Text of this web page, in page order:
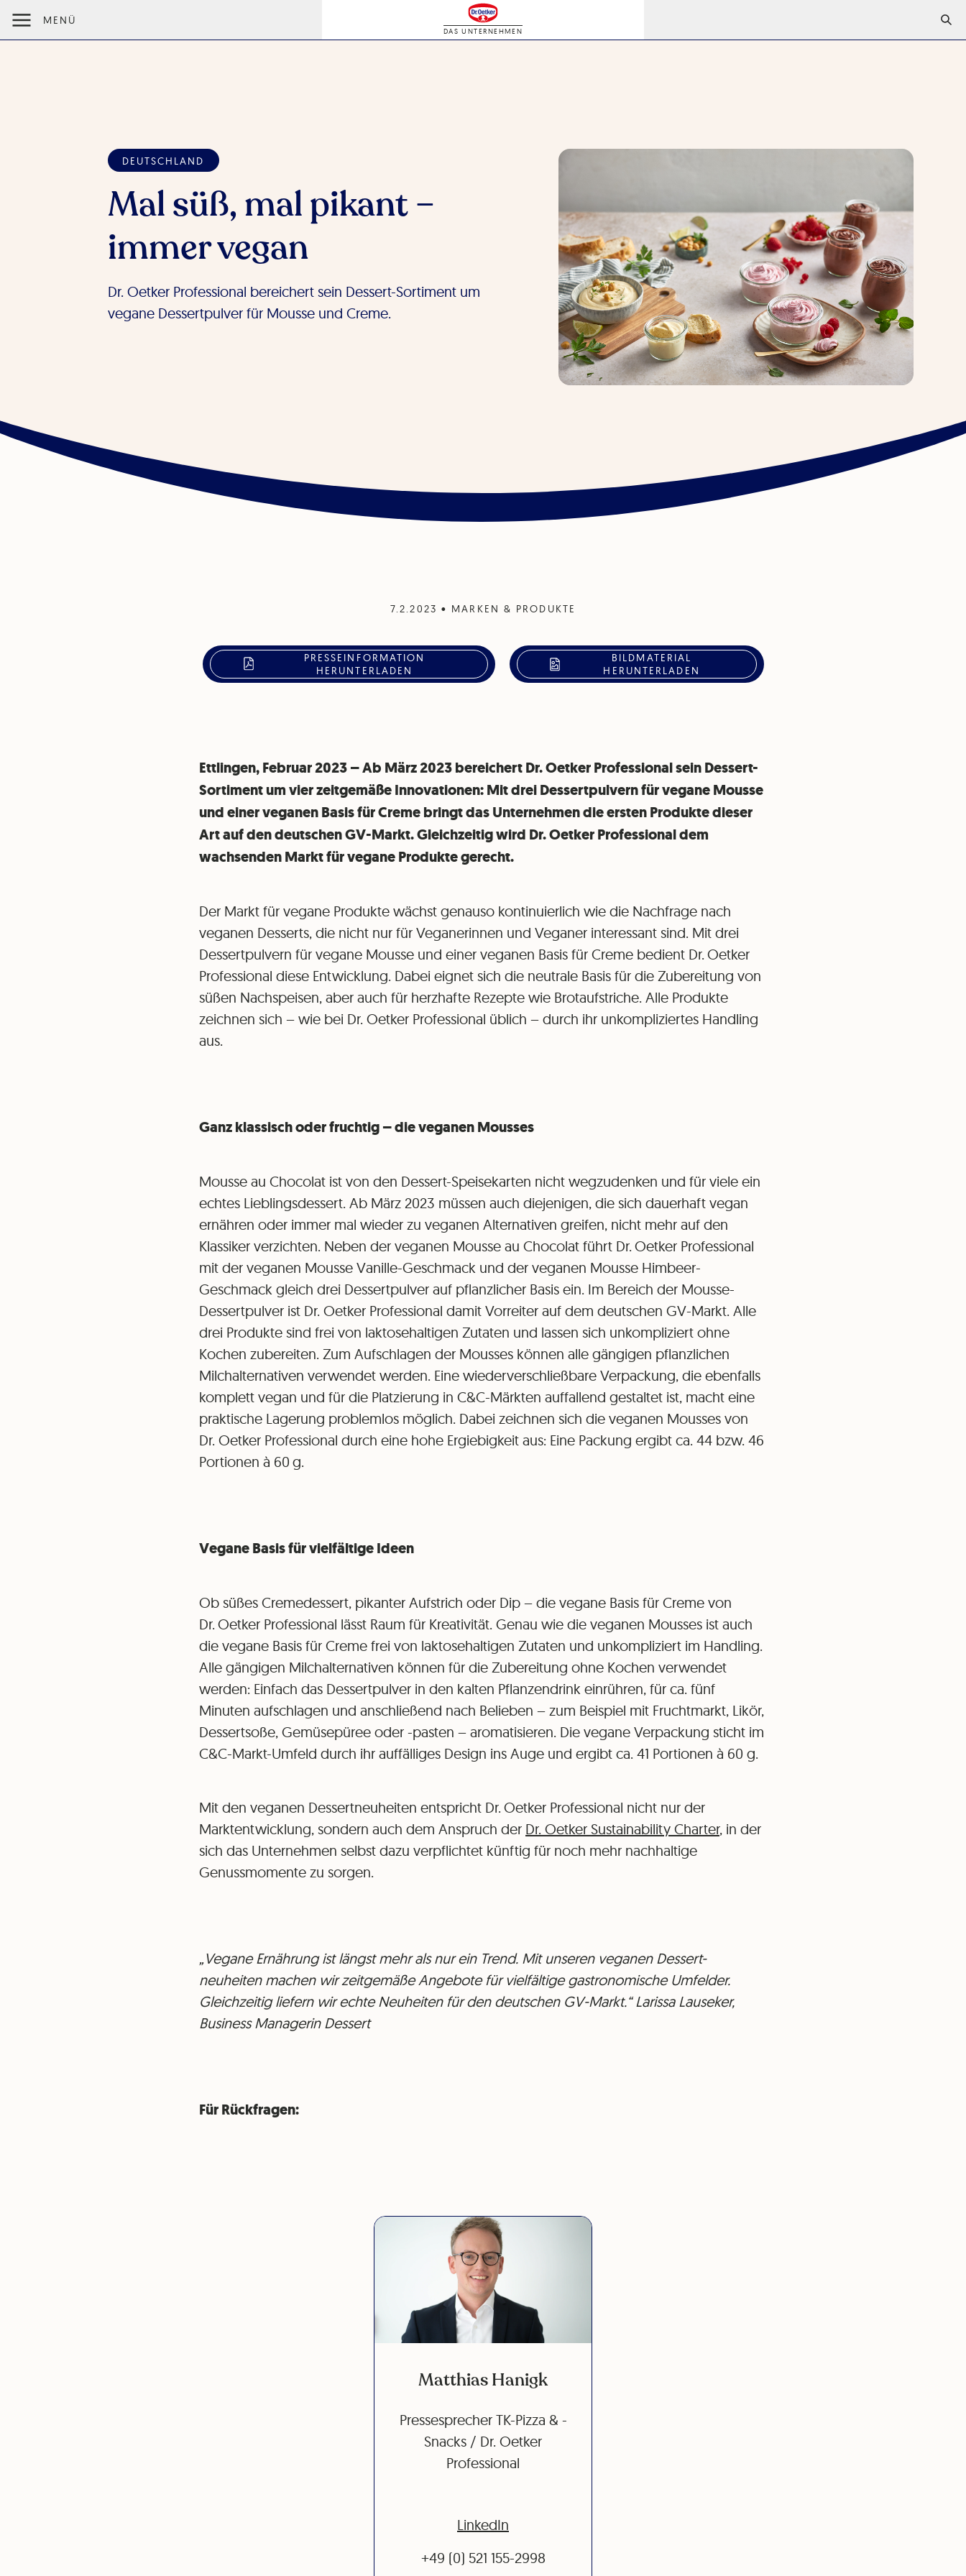
MENÜ
DAS UNTERNEHMEN
DEUTSCHLAND
Mal süß, mal pikant –
immer vegan
Dr. Oetker Professional bereichert sein Dessert-Sortiment um
vegane Dessertpulver für Mousse und Creme.
7.2.2023 • MARKEN & PRODUKTE
PRESSEINFORMATION
HERUNTERLADEN
BILDMATERIAL
HERUNTERLADEN
Ettlingen, Februar 2023 – Ab März 2023 bereichert Dr. Oetker Professional sein Dessert-
Sortiment um vier zeitgemäße Innovationen: Mit drei Dessertpulvern für vegane Mousse
und einer veganen Basis für Creme bringt das Unternehmen die ersten Produkte dieser
Art auf den deutschen GV-Markt. Gleichzeitig wird Dr. Oetker Professional dem
wachsenden Markt für vegane Produkte gerecht.
Der Markt für vegane Produkte wächst genauso kontinuierlich wie die Nachfrage nach
veganen Desserts, die nicht nur für Veganerinnen und Veganer interessant sind. Mit drei
Dessertpulvern für vegane Mousse und einer veganen Basis für Creme bedient Dr. Oetker
Professional diese Entwicklung. Dabei eignet sich die neutrale Basis für die Zubereitung von
süßen Nachspeisen, aber auch für herzhafte Rezepte wie Brotaufstriche. Alle Produkte
zeichnen sich – wie bei Dr. Oetker Professional üblich – durch ihr unkompliziertes Handling
aus.
Ganz klassisch oder fruchtig – die veganen Mousses
Mousse au Chocolat ist von den Dessert-Speisekarten nicht wegzudenken und für viele ein
echtes Lieblingsdessert. Ab März 2023 müssen auch diejenigen, die sich dauerhaft vegan
ernähren oder immer mal wieder zu veganen Alternativen greifen, nicht mehr auf den
Klassiker verzichten. Neben der veganen Mousse au Chocolat führt Dr. Oetker Professional
mit der veganen Mousse Vanille-Geschmack und der veganen Mousse Himbeer-
Geschmack gleich drei Dessertpulver auf pflanzlicher Basis ein. Im Bereich der Mousse-
Dessertpulver ist Dr. Oetker Professional damit Vorreiter auf dem deutschen GV-Markt. Alle
drei Produkte sind frei von laktosehaltigen Zutaten und lassen sich unkompliziert ohne
Kochen zubereiten. Zum Aufschlagen der Mousses können alle gängigen pflanzlichen
Milchalternativen verwendet werden. Eine wiederverschließbare Verpackung, die ebenfalls
komplett vegan und für die Platzierung in C&C-Märkten auffallend gestaltet ist, macht eine
praktische Lagerung problemlos möglich. Dabei zeichnen sich die veganen Mousses von
Dr. Oetker Professional durch eine hohe Ergiebigkeit aus: Eine Packung ergibt ca. 44 bzw. 46
Portionen à 60 g.
Vegane Basis für vielfältige Ideen
Ob süßes Cremedessert, pikanter Aufstrich oder Dip – die vegane Basis für Creme von
Dr. Oetker Professional lässt Raum für Kreativität. Genau wie die veganen Mousses ist auch
die vegane Basis für Creme frei von laktosehaltigen Zutaten und unkompliziert im Handling.
Alle gängigen Milchalternativen können für die Zubereitung ohne Kochen verwendet
werden: Einfach das Dessertpulver in den kalten Pflanzendrink einrühren, für ca. fünf
Minuten aufschlagen und anschließend nach Belieben – zum Beispiel mit Fruchtmarkt, Likör,
Dessertsoße, Gemüsepüree oder -pasten – aromatisieren. Die vegane Verpackung sticht im
C&C-Markt-Umfeld durch ihr auffälliges Design ins Auge und ergibt ca. 41 Portionen à 60 g.
Mit den veganen Dessertneuheiten entspricht Dr. Oetker Professional nicht nur der
Marktentwicklung, sondern auch dem Anspruch der Dr. Oetker Sustainability Charter, in der
sich das Unternehmen selbst dazu verpflichtet künftig für noch mehr nachhaltige
Genussmomente zu sorgen.
„Vegane Ernährung ist längst mehr als nur ein Trend. Mit unseren veganen Dessert-
neuheiten machen wir zeitgemäße Angebote für vielfältige gastronomische Umfelder.
Gleichzeitig liefern wir echte Neuheiten für den deutschen GV-Markt.“ Larissa Lauseker,
Business Managerin Dessert
Für Rückfragen:
Matthias Hanigk
Pressesprecher TK-Pizza & -
Snacks / Dr. Oetker
Professional
LinkedIn
+49 (0) 521 155-2998